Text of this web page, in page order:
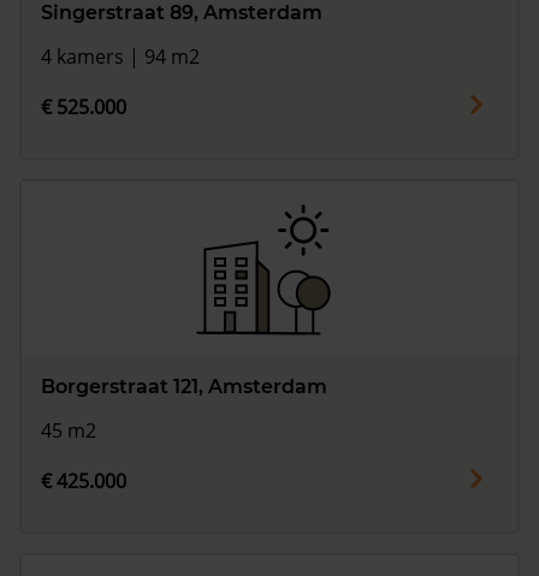
Singerstraat 89, Amsterdam
4 kamers | 94 m2
€ 525.000
Borgerstraat 121, Amsterdam
45 m2
€ 425.000